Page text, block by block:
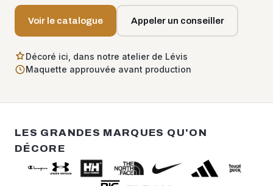
Voir le catalogue Appeler un conseiller
Décoré ici, dans notre atelier de Lévis
Maquette approuvée avant production
LES GRANDES MARQUES QU'ON
DÉCORE